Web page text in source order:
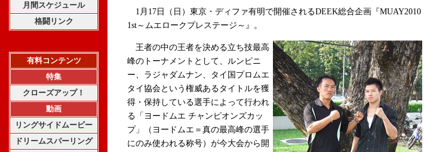
月間スケジュール
格闘リンク
有料コンテンツ
特集
クローズアップ！
動画
リングサイドムービー
ドリームスパーリング
1月17日（日）東京・ディファ有明で開催されるDEEK総合企画『MUAY2010
1st～ムエロークプレステージ～』。
王者の中の王者を決める立ち技最高
峰のトーナメントとして、ルンピニ
ー、ラジャダムナン、タイ国プロムエ
タイ協会という権威あるタイトルを獲
得・保持している選手によって行われ
る「ヨードムエ チャンピオンズカッ
プ」（ヨードムエ＝真の最高峰の選手
にのみ使われる称号）が今大会から開